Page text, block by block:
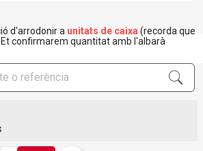
d'arrodonir a unitats de caixa (recorda que
confirmarem quantitat amb l'albarà